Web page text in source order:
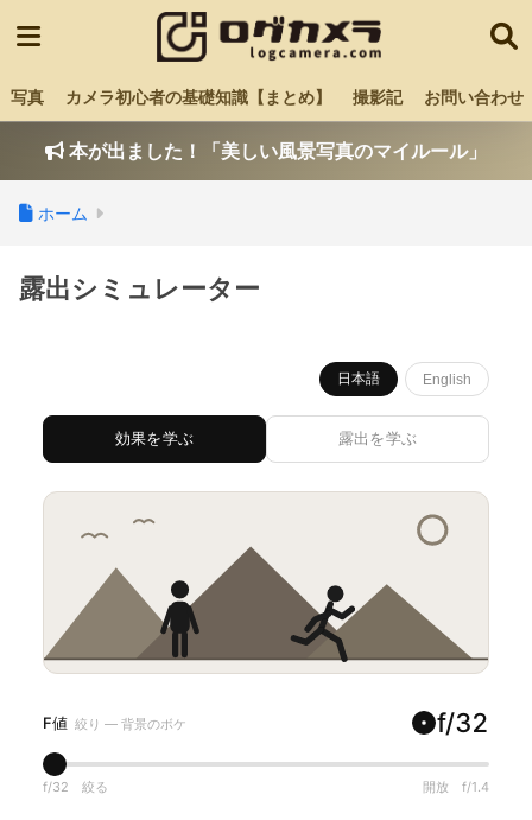
写真 カメラ初心者の基礎知識【まとめ】 撮影記 お問い合わせ
本が出ました！「美しい風景写真のマイルール」
ホーム
露出シミュレーター